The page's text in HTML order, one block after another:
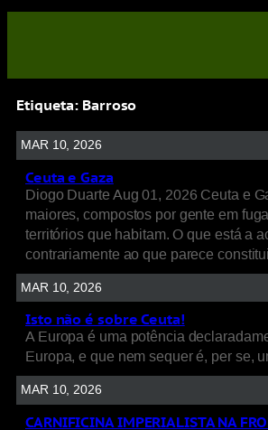
Etiqueta: Barroso
MAR 10, 2026
Ceuta e Gaza
Diogo Duarte Aug 01, 2026 Ceuta e
maiores, compostos por gente em
territórios que habitam. O que está a
contrariamente ao que parece
MAR 10, 2026
Isto não é sobre Ceuta!
A Europa é uma potência
Europa, e que nem sequer é, per se,
MAR 10, 2026
CARNIFICINA IMPERIALISTA NA